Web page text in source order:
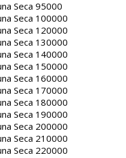
Seca 95000
Seca 100000
Seca 120000
Seca 130000
Seca 140000
Seca 150000
Seca 160000
Seca 170000
Seca 180000
Seca 190000
Seca 200000
Seca 210000
Seca 220000